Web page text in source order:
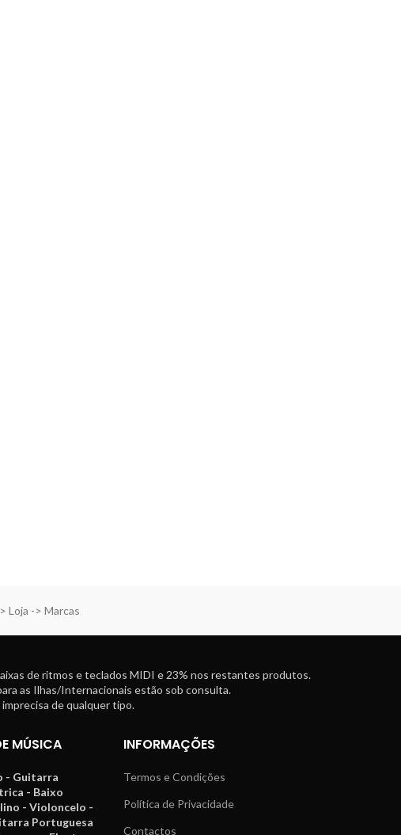
Loja -> Marcas
de ritmos e teclados MIDI e 23% nos restantes produtos.
as Ilhas/Internacionais estão sob consulta.
de qualquer tipo.
MÚSICA
- Guitarra
- Baixo
- Violoncelo -
Portuguesa
INFORMAÇÕES
Termos e Condições
Política de Privacidade
Contactos